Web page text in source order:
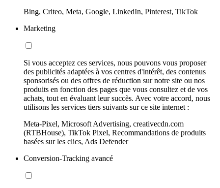
Bing, Criteo, Meta, Google, LinkedIn, Pinterest, TikTok
Marketing
Si vous acceptez ces services, nous pouvons vous proposer
des publicités adaptées à vos centres d'intérêt, des contenus
sponsorisés ou des offres de réduction sur notre site ou nos
produits en fonction des pages que vous consultez et de vos
achats, tout en évaluant leur succès. Avec votre accord, nous
utilisons les services tiers suivants sur ce site internet :
Meta-Pixel, Microsoft Advertising, creativecdn.com
(RTBHouse), TikTok Pixel, Recommandations de produits
basées sur les clics, Ads Defender
Conversion-Tracking avancé